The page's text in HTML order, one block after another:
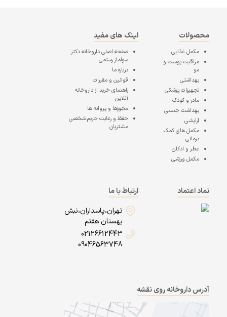
محصولات
مکمل غذایی
مراقبت پوست و
مو
بهداشتی
تجهیزات پزشکی
مادر و کودک
بهداشت جنسی
آرایشی
مکمل های کمک
درمانی
عطر و ادکلن
مکمل ورزشی
لینک های مفید
صفحه اصلیداروخانه دکتر
سولماز رستمی
درباره ما
قوانین و مقررات
راهنمای خرید از داروخانه
آنلاین
مجوزها و پروانه ها
حفظ و رعایت حریم شخصی
مشتریان
نماد اعتماد
ارتباط با ما
تهران،پاسداران،نبش
بهستان هفتم
02126612443
09046563748
آدرس داروخانه روی نقشه